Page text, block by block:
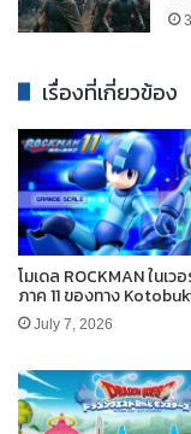
เรื่องที่เกี่ยวข้อง
โมเดล ROCKMAN ในเว
ภาค 11 ของทาง
July 7, 2026